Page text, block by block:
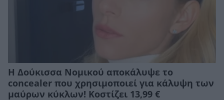
Η Δούκισσα Νομικού αποκάλυψε το
concealer που χρησιμοποιεί για κάλυψη των
μαύρων κύκλων! Κοστίζει 13,99 €